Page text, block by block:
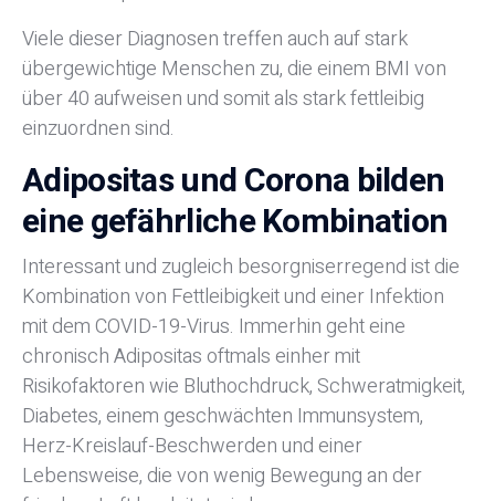
Viele dieser Diagnosen treffen auch auf stark
übergewichtige Menschen zu, die einem BMI von
über 40 aufweisen und somit als stark fettleibig
einzuordnen sind.
Adipositas und Corona bilden
eine gefährliche Kombination
Interessant und zugleich besorgniserregend ist die
Kombination von Fettleibigkeit und einer Infektion
mit dem COVID-19-Virus. Immerhin geht eine
chronisch Adipositas oftmals einher mit
Risikofaktoren wie Bluthochdruck, Schweratmigkeit,
Diabetes, einem geschwächten Immunsystem,
Herz-Kreislauf-Beschwerden und einer
Lebensweise, die von wenig Bewegung an der